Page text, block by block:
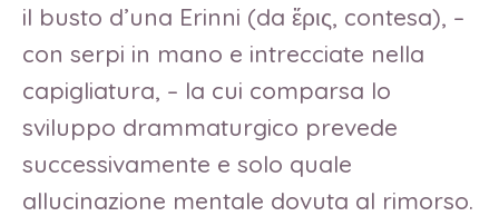
il busto d’una Erinni (da ἔρις, contesa), –
con serpi in mano e intrecciate nella
capigliatura, – la cui comparsa lo
sviluppo drammaturgico prevede
successivamente e solo quale
allucinazione mentale dovuta al rimorso.